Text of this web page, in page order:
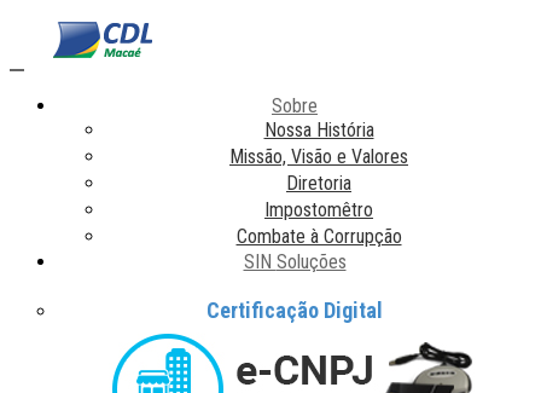
Sobre
Nossa História
Missão, Visão e Valores
Diretoria
Impostomêtro
Combate à Corrupção
SIN Soluções
Certificação Digital